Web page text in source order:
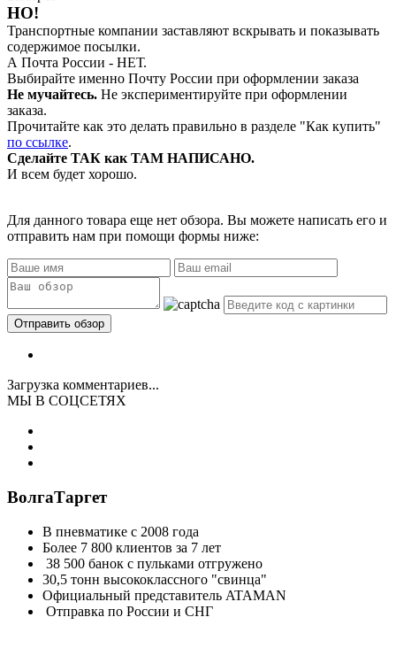
НО!
Транспортные компании заставляют вскрывать и показывать
содержимое посылки.
А Почта России - НЕТ.
Выбирайте именно Почту России при оформлении заказа
Не мучайтесь. Не экспериментируйте при оформлении
заказа.
Прочитайте как это делать правильно в разделе "Как купить"
по ссылке.
Сделайте ТАК как ТАМ НАПИСАНО.
И всем будет хорошо.
Для данного товара еще нет обзора. Вы можете написать его и
отправить нам при помощи формы ниже:
Загрузка комментариев...
МЫ В СОЦСЕТЯХ
ВолгаТаргет
В пневматике с 2008 года
Более 7 800 клиентов за 7 лет
38 500 банок с пульками отгружено
30,5 тонн высококлассного "свинца"
Официальный представитель ATAMAN
Отправка по России и СНГ